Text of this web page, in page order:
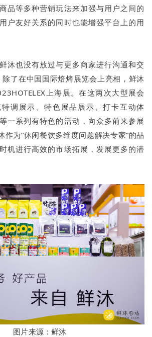
品等多种营销玩法来加强与用户之间的
户友好关系的同时也能增强平台上的用
沐也没有放过与更多商家进行沟通和交
了在中国国际焙烤展览会上亮相，鲜沐
上海展。在这两次大型展会
调展示、特色展品展示、打卡互动体
一系列有特色的活动，向众多前来参展
作为“休闲餐饮多维度问题解决专家”的品
机进行高效的市场拓展，发展更多的潜
图片来源：鲜沐